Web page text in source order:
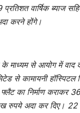
वार्षिक ब्याज
करने होंगे।
माध्यम से आयोग में
से कामायनी
का निर्माण कराकर
रुपये अदा कर दिए।